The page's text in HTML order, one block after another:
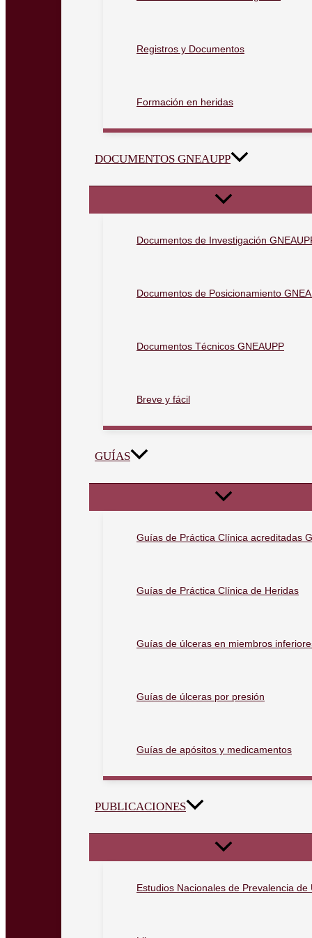
Registros y Documentos
Formación en heridas
DOCUMENTOS GNEAUPP
Documentos de Investigación
Documentos de Posicionamiento
Documentos Técnicos GNEAUPP
Breve y fácil
GUÍAS
Guías de Práctica Clínica acreditadas
Guías de Práctica Clínica de Heridas
Guías de úlceras en miembros
Guías de úlceras por presión
Guías de apósitos y medicamentos
PUBLICACIONES
Estudios Nacionales de Prevalencia de